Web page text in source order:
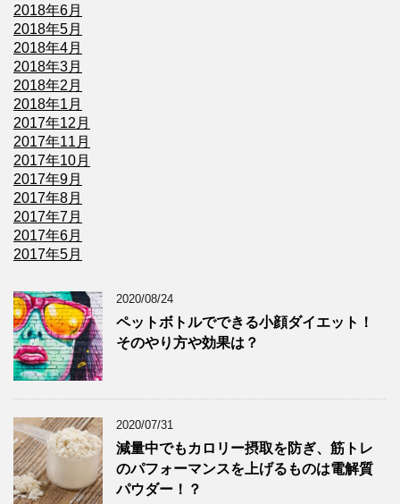
2018年6月
2018年5月
2018年4月
2018年3月
2018年2月
2018年1月
2017年12月
2017年11月
2017年10月
2017年9月
2017年8月
2017年7月
2017年6月
2017年5月
2020/08/24
ペットボトルでできる小顔ダイエット！
そのやり方や効果は？
2020/07/31
減量中でもカロリー摂取を防ぎ、筋トレ
のパフォーマンスを上げるものは電解質
パウダー！？